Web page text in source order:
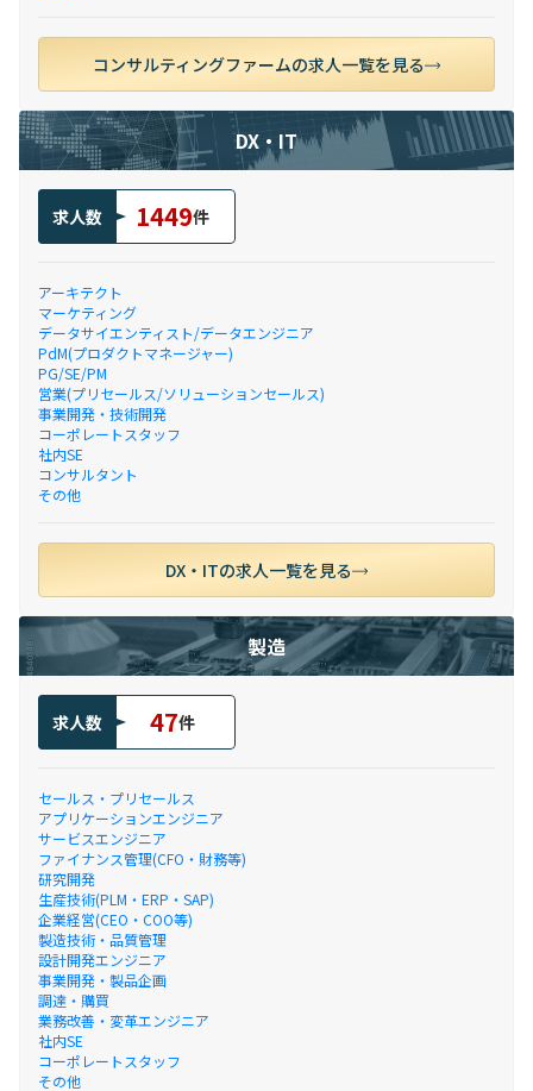
コンサルティングファームの求人一覧を見る
DX・IT
求人数 1449件
アーキテクト
マーケティング
データサイエンティスト/データエンジニア
PdM(プロダクトマネージャー)
PG/SE/PM
営業(プリセールス/ソリューションセールス)
事業開発・技術開発
コーポレートスタッフ
社内SE
コンサルタント
その他
DX・ITの求人一覧を見る
製造
求人数 47件
セールス・プリセールス
アプリケーションエンジニア
サービスエンジニア
ファイナンス管理(CFO・財務等)
研究開発
生産技術(PLM・ERP・SAP)
企業経営(CEO・COO等)
製造技術・品質管理
設計開発エンジニア
事業開発・製品企画
調達・購買
業務改善・変革エンジニア
社内SE
コーポレートスタッフ
その他